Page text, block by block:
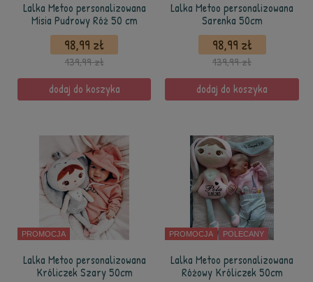
Lalka Metoo personalizowana
Misia Pudrowy Róż 50 cm
98,99 zł
139,99 zł
dodaj do koszyka
Lalka Metoo personalizowana
Sarenka 50cm
98,99 zł
139,99 zł
dodaj do koszyka
PROMOCJA
Lalka Metoo personalizowana
Króliczek Szary 50cm
PROMOCJA POLECANY
Lalka Metoo personalizowana
Różowy Króliczek 50cm